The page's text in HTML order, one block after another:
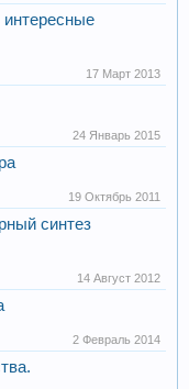
интересные
17 Март 2013
24 Январь 2015
19 Октябрь 2011
синтез
14 Август 2012
2 Февраль 2014